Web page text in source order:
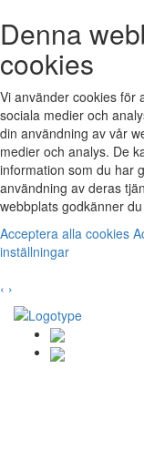
Denna
cookies
Vi använder cookies för
sociala medier och
din användning av vår
medier och analys. De
information som du har
användning av deras
webbplats godkänner
Acceptera alla cookies
inställningar
‹ ›